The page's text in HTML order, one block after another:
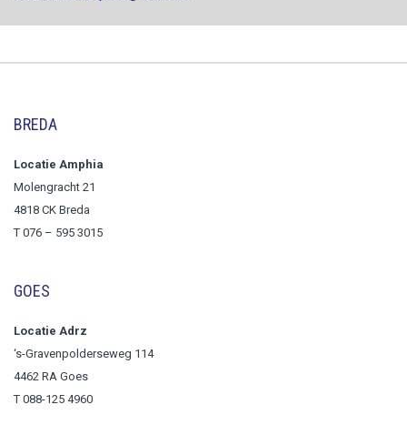
BREDA
Locatie Amphia
Molengracht 21
4818 CK Breda
T 076 – 595 3015
GOES
Locatie Adrz
‘s-Gravenpolderseweg 114
4462 RA Goes
T 088-125 4960